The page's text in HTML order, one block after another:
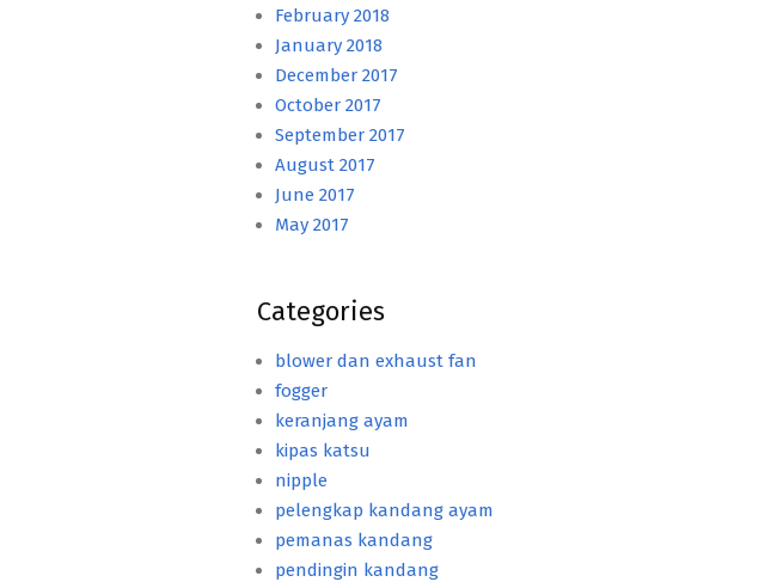
February 2018
January 2018
December 2017
October 2017
September 2017
August 2017
June 2017
May 2017
Categories
blower dan exhaust fan
fogger
keranjang ayam
kipas katsu
nipple
pelengkap kandang ayam
pemanas kandang
pendingin kandang